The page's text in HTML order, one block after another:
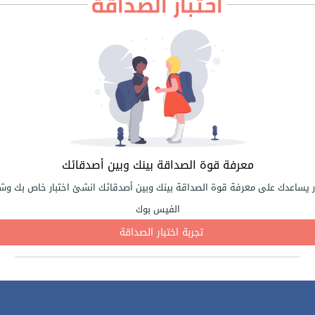
اختبار الصداقة
معرفة قوة الصداقة بينك وبين أصدقائك
يساعدك على معرفة قوة الصداقة بينك وبين أصدقائك انشئ اختبار خاص بك
الفيس بوك
تجربة اختبار الصداقة